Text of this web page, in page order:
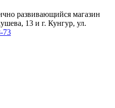
развивающийся магазин
13 и г. Кунгур, ул.
73